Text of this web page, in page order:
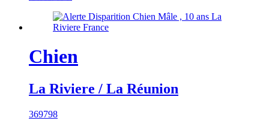
Chien
La Riviere / La Réunion
369798